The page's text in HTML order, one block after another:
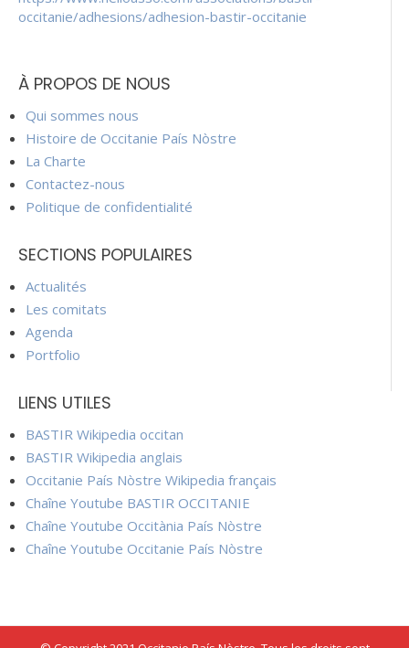
occitanie/adhesions/adhesion-bastir-occitanie
À PROPOS DE NOUS
Qui sommes nous
Histoire de Occitanie País Nòstre
La Charte
Contactez-nous
Politique de confidentialité
SECTIONS POPULAIRES
Actualités
Les comitats
Agenda
Portfolio
LIENS UTILES
BASTIR Wikipedia occitan
BASTIR Wikipedia anglais
Occitanie País Nòstre Wikipedia français
Chaîne Youtube BASTIR OCCITANIE
Chaîne Youtube Occitània País Nòstre
Chaîne Youtube Occitanie País Nòstre